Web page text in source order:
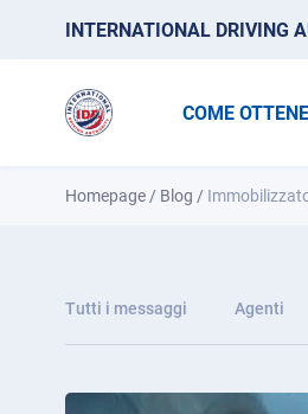
INTERNATIONAL DRIVING
COME
Homepage / Blog /
Tutti i messaggi Agenti